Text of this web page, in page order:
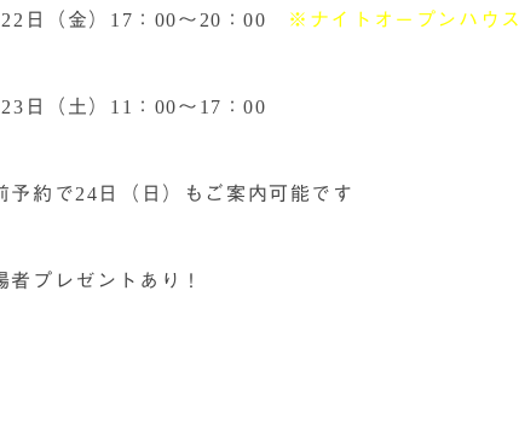
日（金）17：00～20：00 ※ナイトオープンハウス
日（土）11：00～17：00
予約で24日（日）もご案内可能です
者プレゼントあり！